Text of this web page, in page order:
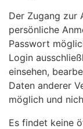
Der Zugang zur
persönliche
Passwort
Login
einsehen,
Daten anderer
möglich und
Es findet keine